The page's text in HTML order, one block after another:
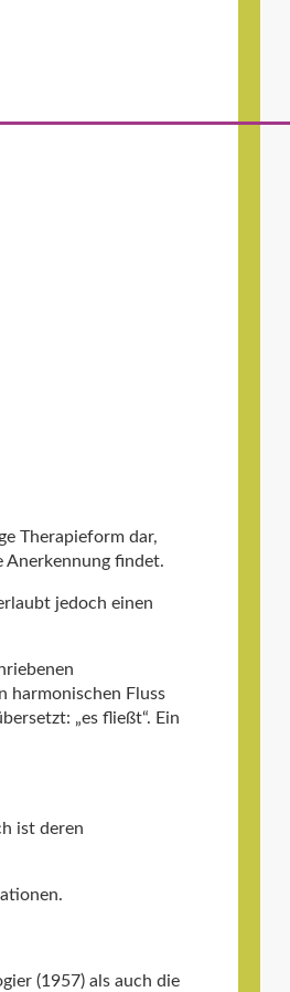
Therapieform dar,
Anerkennung findet.
jedoch einen
harmonischen Fluss
„es fließt“. Ein
ist deren
(1957) als auch die